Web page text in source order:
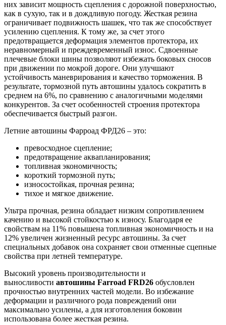
них зависит мощность сцепления с дорожной поверхностью,
как в сухую, так и в дождливую погоду. Жесткая резина
ограничивает подвижность шашек, что так же способствует
усилению сцепления. К тому же, за счет этого
предотвращается деформация элементов протектора, их
неравномерный и преждевременный износ. Сдвоенные
плечевые блоки шины позволяют избежать боковых сносов
при движении по мокрой дороге. Они улучшают
устойчивость маневрирования и качество торможения. В
результате, тормозной путь автошины удалось сократить в
среднем на 6%, по сравнению с аналогичными моделями
конкурентов. За счет особенностей строения протектора
обеспечивается быстрый разгон.
Летние автошины Фарроад ФРД26 – это:
превосходное сцепление;
предотвращение аквапланирования;
топливная экономичность;
короткий тормозной путь;
износостойкая, прочная резина;
тихое и мягкое движение.
Ультра прочная, резина обладает низким сопротивлением
качению и высокой стойкостью к износу. Благодаря ее
свойствам на 11% повышена топливная экономичность и на
12% увеличен жизненный ресурс автошины. За счет
специальных добавок она сохраняет свои отменные сцепные
свойства при летней температуре.
Высокий уровень производительности и
выносливости автошины Farroad FRD26 обусловлен
прочностью внутренних частей модели. Во избежание
деформации и различного рода повреждений они
максимально усилены, а для изготовления боковин
использована более жесткая резина.